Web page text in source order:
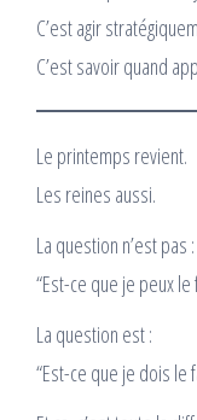
C’est agir
C’est savoir quand
Le printemps revient.
Les reines aussi.
La question n’est pas :
“Est-ce que je peux le
La question est :
“Est-ce que je dois le